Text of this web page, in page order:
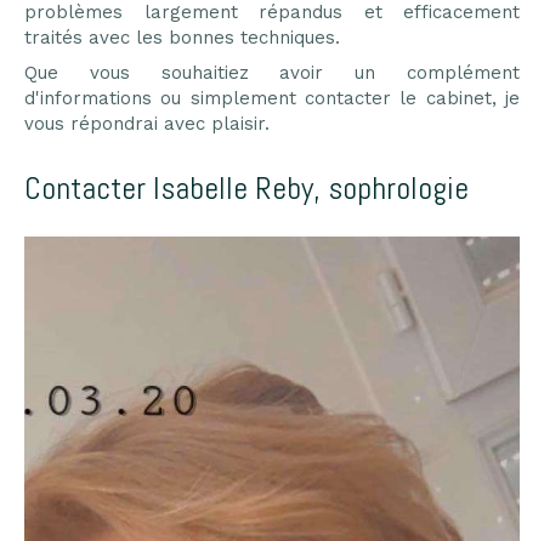
problèmes largement répandus et efficacement
traités avec les bonnes techniques.
Que vous souhaitiez avoir un complément
d'informations ou simplement contacter le cabinet, je
vous répondrai avec plaisir.
Contacter Isabelle Reby, sophrologie